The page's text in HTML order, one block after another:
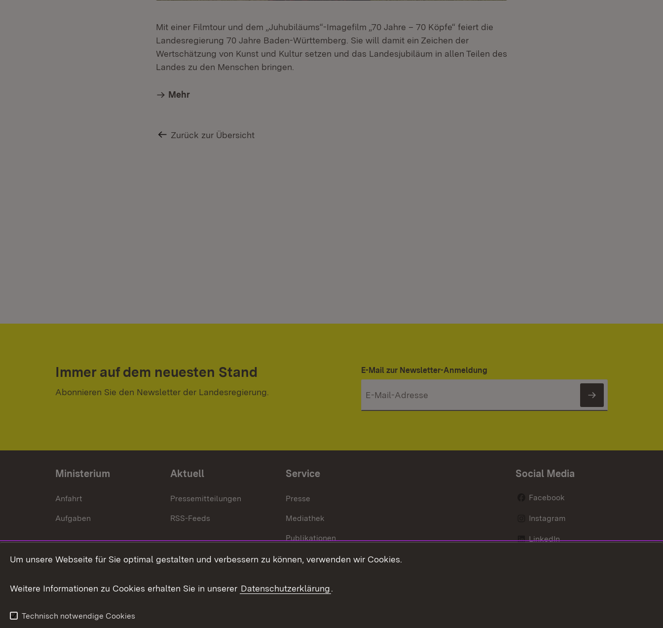
Mit einer Filmtour und dem „Juhubiläums“-Imagefilm „70 Jahre – 70 Köpfe“ feiert die
Landesregierung 70 Jahre Baden-Württemberg. Sie will damit ein Zeichen der
Wertschätzung von Kunst und Kultur setzen und das Landesjubiläum in allen Teilen des
Landes zu den Menschen bringen.
Mehr
Zurück zur Übersicht
Immer auf dem neuesten Stand
Abonnieren Sie den Newsletter der Landesregierung.
E-Mail zur Newsletter-Anmeldung
Newsletter
Ministerium
Anfahrt
Aufgaben
Aktuell
Pressemitteilungen
RSS-Feeds
Service
Presse
Mediathek
Publikationen
Stellen und Ausbildung
Verkehrsinformationen
Social Media
Facebook
Instagram
LinkedIn
Um unsere Webseite für Sie optimal gestalten und verbessern zu können, verwenden wir Cookies.
Weitere Informationen zu Cookies erhalten Sie in unserer Datenschutzerklärung.
Technisch notwendige Cookies